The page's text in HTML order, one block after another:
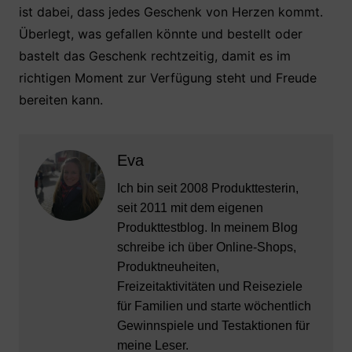
ist dabei, dass jedes Geschenk von Herzen kommt.
Überlegt, was gefallen könnte und bestellt oder
bastelt das Geschenk rechtzeitig, damit es im
richtigen Moment zur Verfügung steht und Freude
bereiten kann.
Eva
Ich bin seit 2008 Produkttesterin,
seit 2011 mit dem eigenen
Produkttestblog. In meinem Blog
schreibe ich über Online-Shops,
Produktneuheiten,
Freizeitaktivitäten und Reiseziele
für Familien und starte wöchentlich
Gewinnspiele und Testaktionen für
meine Leser.